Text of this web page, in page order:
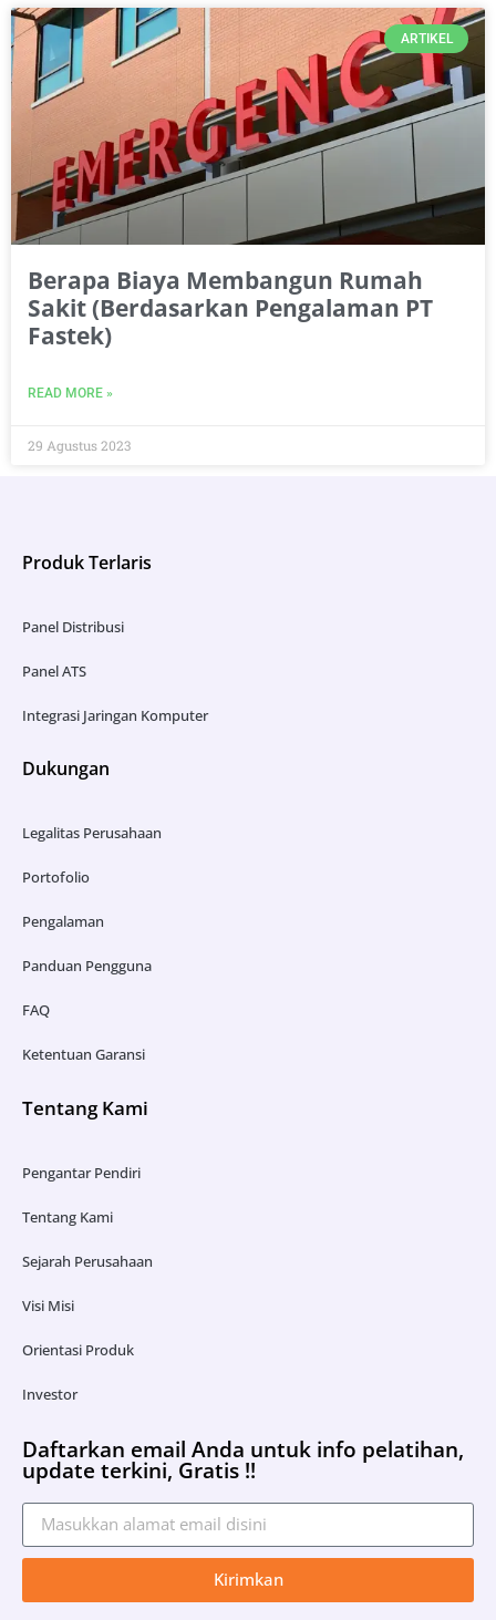
ARTIKEL
Berapa Biaya Membangun Rumah
Sakit (Berdasarkan Pengalaman PT
Fastek)
READ MORE »
29 Agustus 2023
Produk Terlaris
Panel Distribusi
Panel ATS
Integrasi Jaringan Komputer
Dukungan
Legalitas Perusahaan
Portofolio
Pengalaman
Panduan Pengguna
FAQ
Ketentuan Garansi
Tentang Kami
Pengantar Pendiri
Tentang Kami
Sejarah Perusahaan
Visi Misi
Orientasi Produk
Investor
Daftarkan email Anda untuk info pelatihan,
update terkini, Gratis !!
Kirimkan